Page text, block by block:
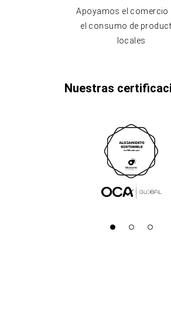
Apoyamos el comercio
el consumo de
locales
Nuestras